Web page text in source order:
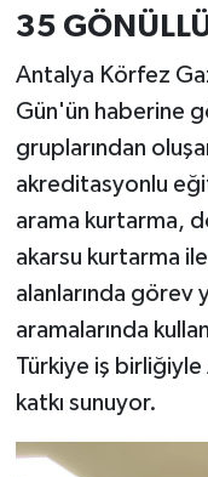
35
Antalya Körfez
Gün'ün haberine
gruplarından
akreditasyonlu
arama kurtarma,
akarsu kurtarma
alanlarında görev
aramalarında
Türkiye iş
katkı sunuyor.